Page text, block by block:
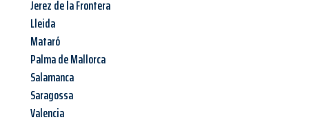
Jerez de la Frontera
Lleida
Mataró
Palma de Mallorca
Salamanca
Saragossa
Valencia